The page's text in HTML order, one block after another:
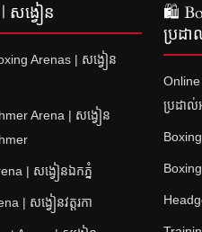
សង្វៀន
Arenas | សង្វៀន
Arena | សង្វៀន
| សង្វៀនឯកភ្នំ
| សង្វៀនវត្តរកា
🛍
ប្រដ
ប្រដា